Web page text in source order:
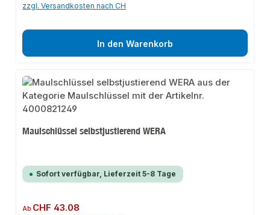
zzgl. Versandkosten nach CH
In den Warenkorb
Maulschlüssel selbstjustierend WERA
Sofort verfügbar, Lieferzeit 5-8 Tage
Regulärer Preis:
Ab CHF 43.08